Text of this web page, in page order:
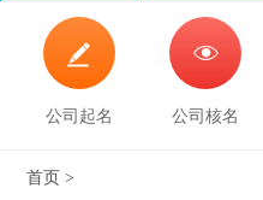

公司起名

公司核名
首页 >